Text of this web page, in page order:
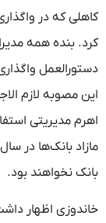
کاهلی که در
کرد. بنده همه
دستورالعمل
این مصوبه لازم
اهرم مدیریتی
بانک نخواهند بود.
خاندوزی اظهار